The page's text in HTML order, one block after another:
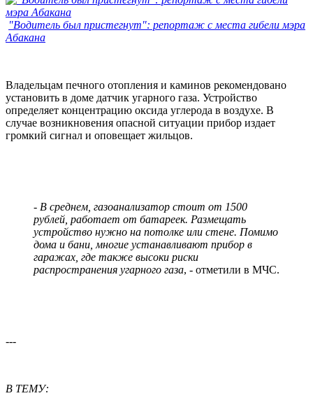
"Водитель был пристегнут": репортаж с места гибели мэра
Абакана
Владельцам печного отопления и каминов рекомендовано
установить в доме датчик угарного газа. Устройство
определяет концентрацию оксида углерода в воздухе. В
случае возникновения опасной ситуации прибор издает
громкий сигнал и оповещает жильцов.
- В среднем, газоанализатор стоит от 1500
рублей, работает от батареек. Размещать
устройство нужно на потолке или стене. Помимо
дома и бани, многие устанавливают прибор в
гаражах, где также высоки риски
распространения угарного газа, - отметили в МЧС.
---
В ТЕМУ: